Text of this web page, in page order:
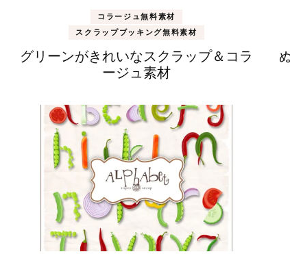
コラージュ無料素材
スクラップブッキング無料素材
グリーンがきれいなスクラップ＆コラ
ージュ素材